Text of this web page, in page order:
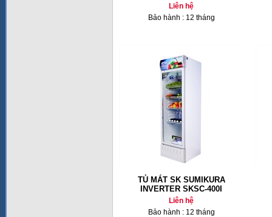
Liên hệ
Bảo hành : 12 tháng
TỦ MÁT SK SUMIKURA
INVERTER SKSC-400I
Liên hệ
Bảo hành : 12 tháng